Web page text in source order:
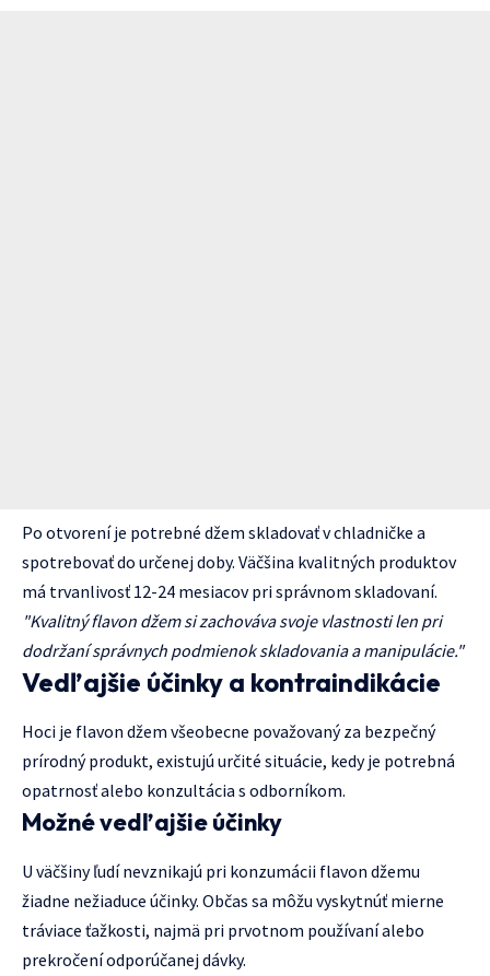
Po otvorení je potrebné džem skladovať v chladničke a
spotrebovať do určenej doby. Väčšina kvalitných produktov
má trvanlivosť 12-24 mesiacov pri správnom skladovaní.
"Kvalitný flavon džem si zachováva svoje vlastnosti len pri
dodržaní správnych podmienok skladovania a manipulácie."
Vedľajšie účinky a kontraindikácie
Hoci je flavon džem všeobecne považovaný za bezpečný
prírodný produkt, existujú určité situácie, kedy je potrebná
opatrnosť alebo konzultácia s odborníkom.
Možné vedľajšie účinky
U väčšiny ľudí nevznikajú pri konzumácii flavon džemu
žiadne nežiaduce účinky. Občas sa môžu vyskytnúť mierne
tráviace ťažkosti, najmä pri prvotnom používaní alebo
prekročení odporúčanej dávky.